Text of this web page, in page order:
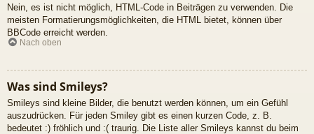
Nein, es ist nicht möglich, HTML-Code in Beiträgen zu verwenden. Die
meisten Formatierungsmöglichkeiten, die HTML bietet, können über
BBCode erreicht werden.
Nach oben
Was sind Smileys?
Smileys sind kleine Bilder, die benutzt werden können, um ein Gefühl
auszudrücken. Für jeden Smiley gibt es einen kurzen Code, z. B.
bedeutet :) fröhlich und :( traurig. Die Liste aller Smileys kannst du beim